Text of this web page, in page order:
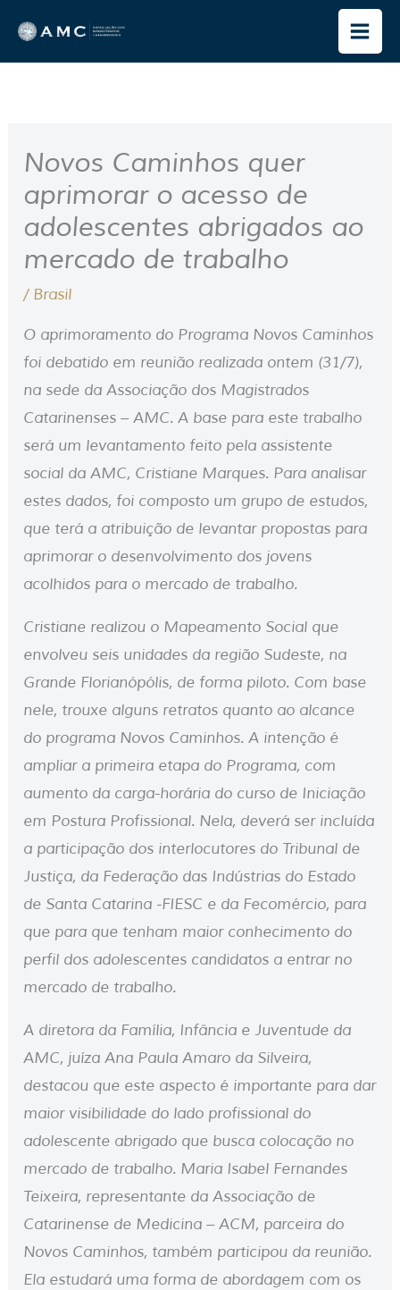
para
o
Novos Caminhos quer
aprimorar o acesso de
adolescentes abrigados ao
mercado de trabalho
/ Brasil
O aprimoramento do Programa Novos Caminhos
foi debatido em reunião realizada ontem (31/7),
na sede da Associação dos Magistrados
Catarinenses – AMC. A base para este trabalho
será um levantamento feito pela assistente
social da AMC, Cristiane Marques. Para analisar
estes dados, foi composto um grupo de estudos,
que terá a atribuição de levantar propostas para
aprimorar o desenvolvimento dos jovens
acolhidos para o mercado de trabalho.
Cristiane realizou o Mapeamento Social que
envolveu seis unidades da região Sudeste, na
Grande Florianópólis, de forma piloto. Com base
nele, trouxe alguns retratos quanto ao alcance
do programa Novos Caminhos. A intenção é
ampliar a primeira etapa do Programa, com
aumento da carga-horária do curso de Iniciação
em Postura Profissional. Nela, deverá ser incluída
a participação dos interlocutores do Tribunal de
Justiça, da Federação das Indústrias do Estado
de Santa Catarina -FIESC e da Fecomércio, para
que para que tenham maior conhecimento do
perfil dos adolescentes candidatos a entrar no
mercado de trabalho.
A diretora da Família, Infância e Juventude da
AMC, juíza Ana Paula Amaro da Silveira,
destacou que este aspecto é importante para dar
maior visibilidade do lado profissional do
adolescente abrigado que busca colocação no
mercado de trabalho. Maria Isabel Fernandes
Teixeira, representante da Associação de
Catarinense de Medicina – ACM, parceira do
Novos Caminhos, também participou da reunião.
Ela estudará uma forma de abordagem com os